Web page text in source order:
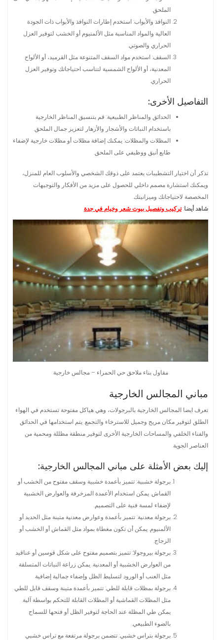
الملحق.
النوافذ والأبواب: استخدم إطارات النوافذ والأبواب ذات الجودة
العالية والمواد المناسبة مثل الألمنيوم أو الخشب لتوفير العزل
الحراري والصوتي.
السقف: استخدم مواد السقف المتنوعة مثل القرميد، أو الألواح
المعدنية، أو الألواح الشمسية لتناسب احتياجاتك وتوفير العزل
الحراري.
التفاصيل الأخرى:
الحدائق والمناظر الطبيعية: قم بتنسيق المناظر الخارجية
باستخدام النباتات والأشجار والأزهار لتعزيز جمال الملحق.
المظلات والمظلات: يمكنك إضافة مظلات أو مظلات خارجية لإضفاء
طابع أنيق ووظيفي على الملحق.
تذكر أن اختيار التشطيبات يعتمد على ذوقك الشخصي والأسلوب العام للمنزل،
ويمكنك استشارة مصمم داخلي للحصول على مزيد من الأفكار والتوجيهات
المخصصة لاحتياجاتك وميزانيتك.
شاهد أيضا:تركيب وتفصيل بيوت شعر وخيام في جدة.
مقاول بناء ملاحق حي الحمراء – مجالس خارجية
مباني المجالس الخارجية
تعرف ايضا المجالس الخارجية بالبرجولات، وهي هياكل مفتوحة تستخدم في الهواء
الطلق لتوفير مكان مريح وجميل للاسترخاء والتجمع. يتم استخدامها في الحدائق
والفناء الخلفي والمساحات الخارجية الأخرى لتوفير منطقة مظللة ومحمية من
العناصر الجوية.
إليك بعض الأمثلة على مباني المجالس الخارجية:
برجولة خشبية: تتميز بأعمدة خشبية وسقف مفتوح من الخشب أو
القماش. يمكن استخدام الأعمدة المزخرفة والعوارض الخشبية
لإضفاء لمسة فنية على التصميم.
برجولة معدنية: تتميز بأعمدة وعوارض معدنية متينة مثل الحديد أو
الألمنيوم. يمكن أن تكون مغطاة بمواد مثل القماش أو الخشب أو
الزجاج.
برجولة بيروجولا: تتميز بتصميم مفتوح على شكل قوسين أو عناقيد
من العوارض الخشبية أو المعدنية. يمكن زراعة النباتات المتسلقة
مثل العنب أو الورود لتسليط الظل وإضفاء جمالية إضافية.
برجولة بمظلات قابلة للطي: تتميز بأعمدة متينة وسقف قابل للطي
مثل المظلات القماشية أو المظلات القابلة للتحكم بواسطة آلية.
يمكن طي المظلة عند الحاجة لتوفير الظل أو فتحها للسماح
بالضوء الطبيعي.
برجولة بتراس خشبي: تتضمن برجولة مرتفعة مع تراس خشبي